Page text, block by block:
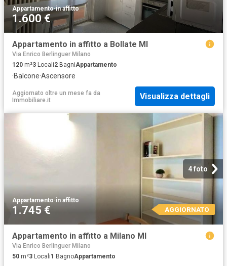
Appartamento·in affitto
1.600 €
Appartamento in affitto a Bollate MI
Via Enrico Berlinguer Milano
120 m²3 Locali2 BagniAppartamento
·Balcone·Ascensore
Aggiornato oltre un mese fa da
Immobiliare.it
Visualizza dettagli
4 foto
Appartamento·in affitto
1.745 € AGGIORNATO
Appartamento in affitto a Milano MI
Via Enrico Berlinguer Milano
50 m²3 Locali1 BagnoAppartamento